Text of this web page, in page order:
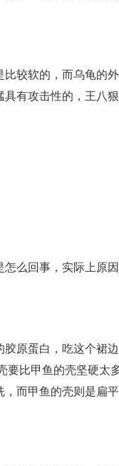
较软的，而乌龟的
有攻击性的，王八
么回事，实际上原
胶原蛋白，吃这个裙
要比甲鱼的壳坚硬太
而甲鱼的壳则是扁平